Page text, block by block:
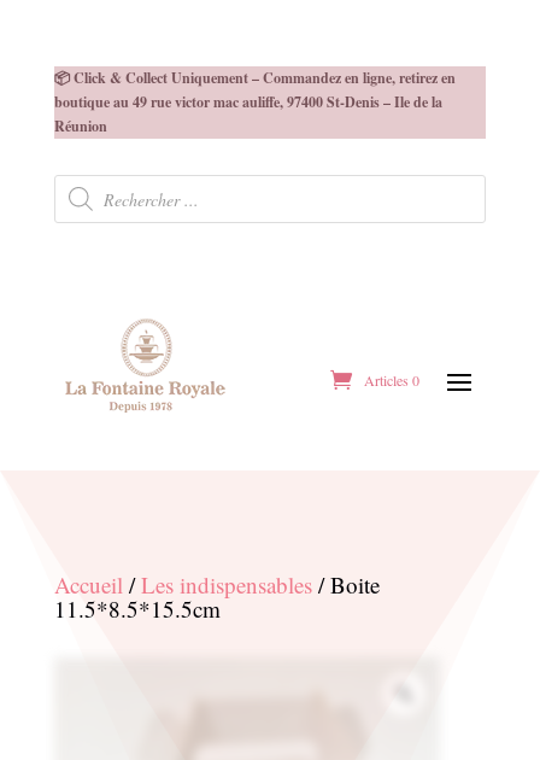
📦 Click & Collect Uniquement – Commandez en ligne, retirez en
boutique au 49 rue victor mac auliffe, 97400 St-Denis – Ile de la
Réunion
Recherche
produits
Articles 0
Accueil/Les indispensables/ Boite
11.5*8.5*15.5cm